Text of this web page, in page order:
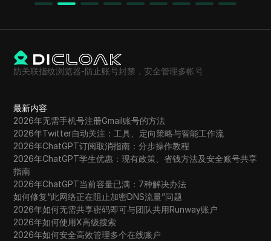
防关联指纹浏览器-防止账号封禁，安全管理多帐号
最新内容
2026年无需手机号注册Gmail账号的方法
2026年Twitter自动关注：工具、定向策略与智能工作流
2026年ChatGPT订阅取消指南：分步操作教程
2026年ChatGPT学生优惠：现有政策、省钱方法及安全账号共享
指南
2026年ChatGPT当前容量已满：7种解决办法
如何修复“此网络正在阻止加密DNS流量”问题
2026年如何无需共享密码即可与团队共用Runway账户
2026年如何使用X高级搜索
2026年如何安全高效管理多个在线账户